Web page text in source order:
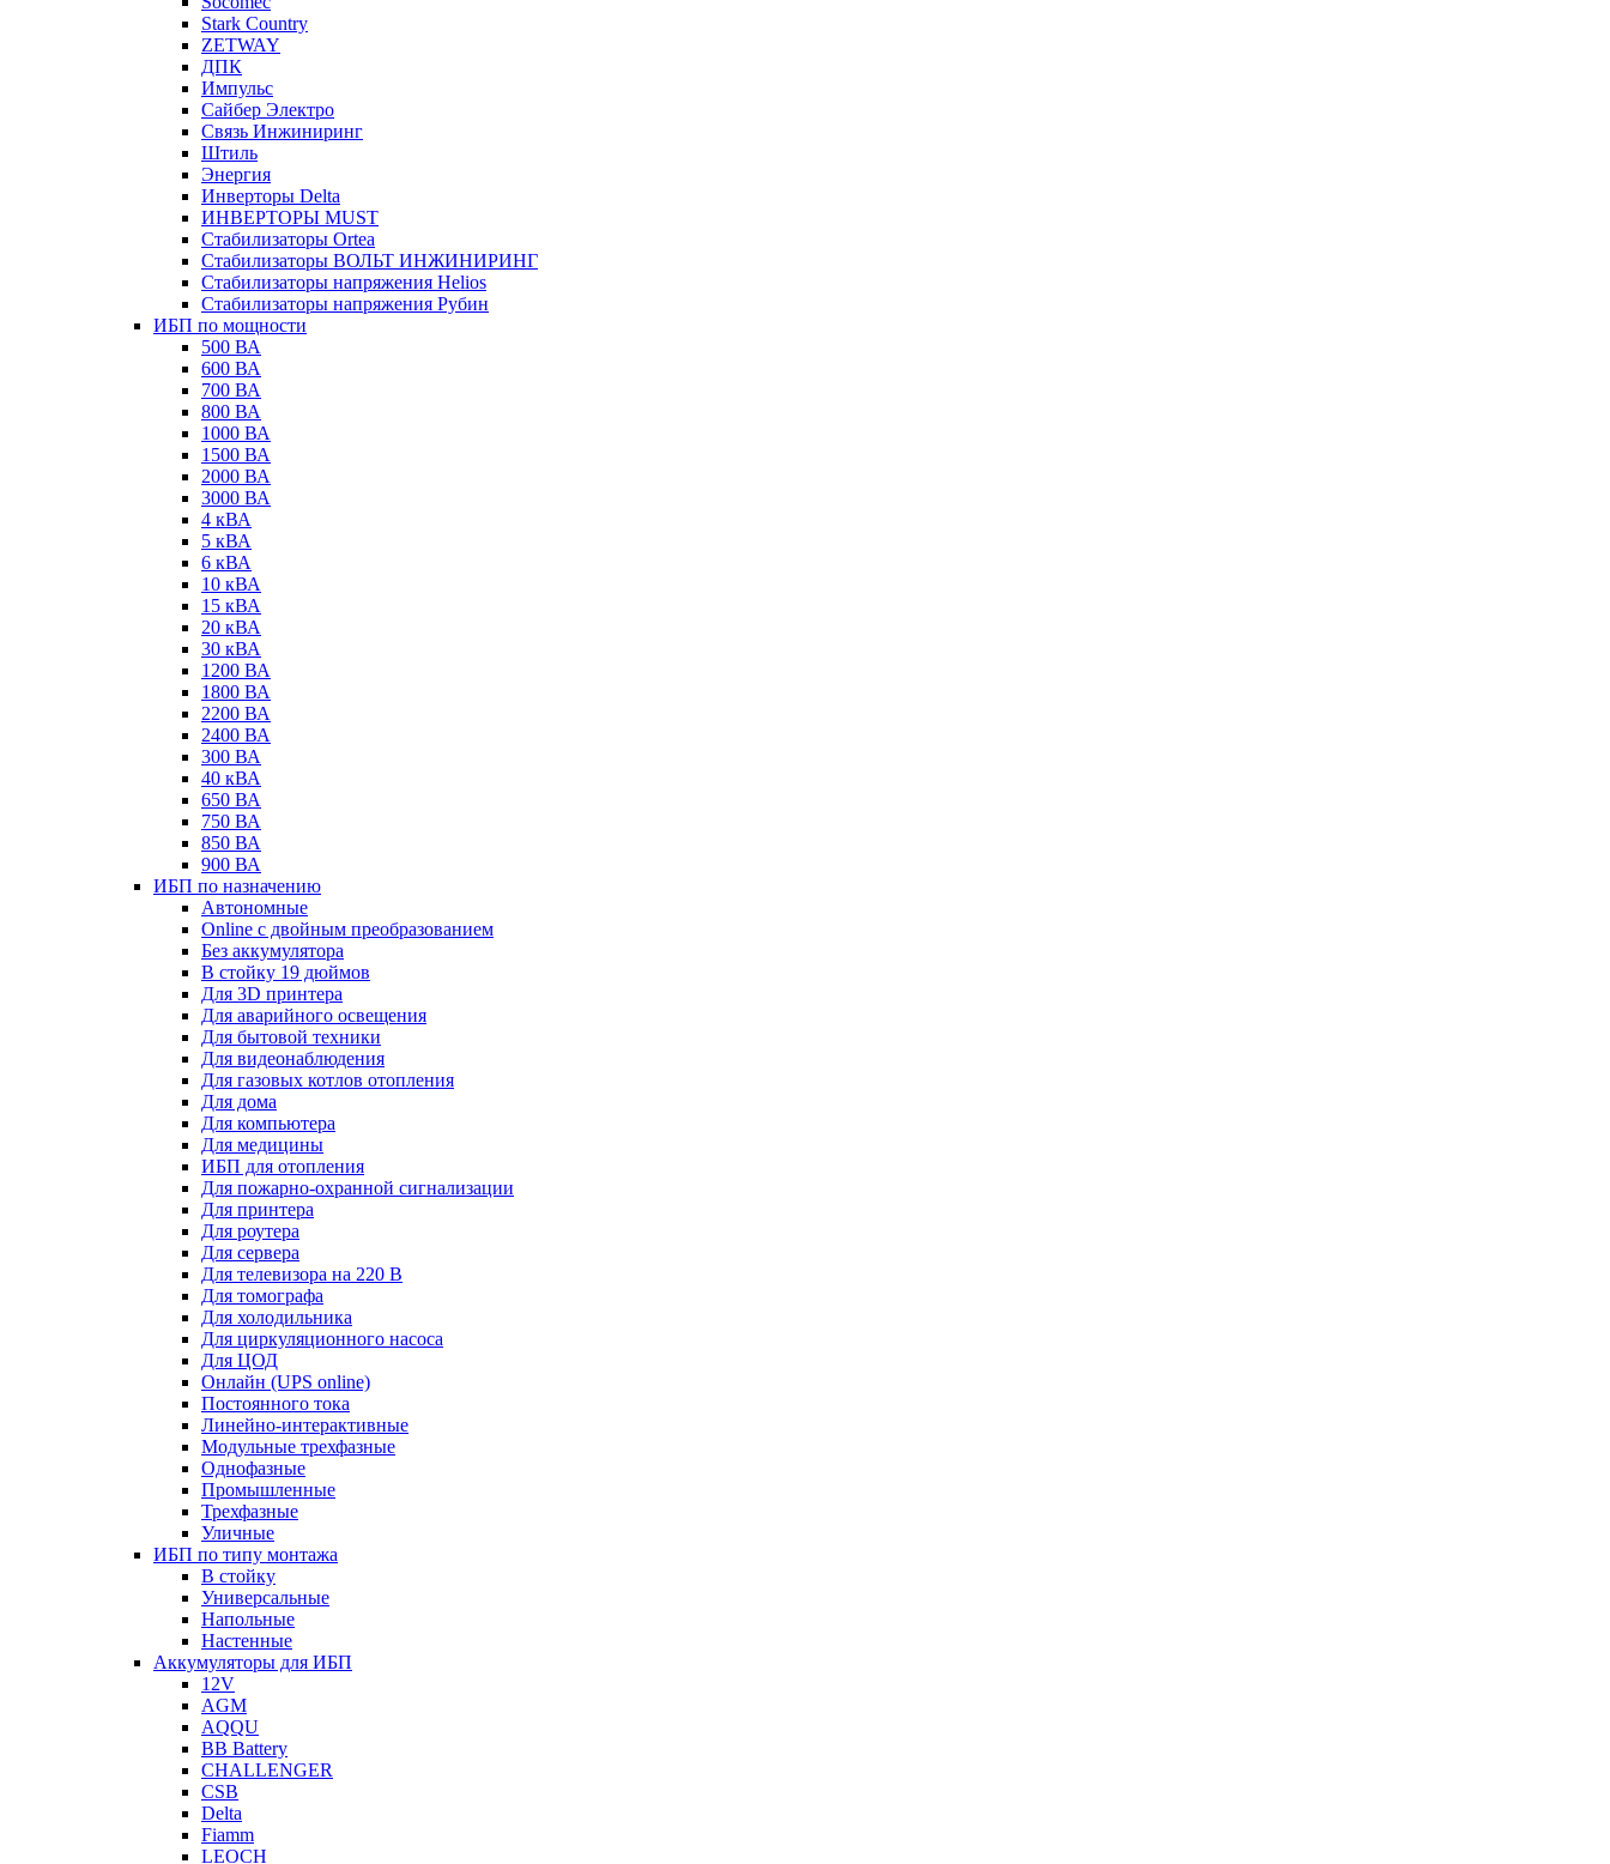
Stark Country
ZETWAY
ДПК
Импульс
Сайбер Электро
Связь Инжиниринг
Штиль
Энергия
Инверторы Delta
ИНВЕРТОРЫ MUST
Стабилизаторы Ortea
Стабилизаторы ВОЛЬТ ИНЖИНИРИНГ
Стабилизаторы напряжения Helios
Стабилизаторы напряжения Рубин
ИБП по мощности
500 ВА
600 ВА
700 ВА
800 ВА
1000 ВА
1500 ВА
2000 ВА
3000 ВА
4 кВА
5 кВА
6 кВА
10 кВА
15 кВА
20 кВА
30 кВА
1200 ВА
1800 ВА
2200 ВА
2400 ВА
300 ВА
40 кВА
650 ВА
750 ВА
850 ВА
900 ВА
ИБП по назначению
Автономные
Online с двойным преобразованием
Без аккумулятора
В стойку 19 дюймов
Для 3D принтера
Для аварийного освещения
Для бытовой техники
Для видеонаблюдения
Для газовых котлов отопления
Для дома
Для компьютера
Для медицины
ИБП для отопления
Для пожарно-охранной сигнализации
Для принтера
Для роутера
Для сервера
Для телевизора на 220 В
Для томографа
Для холодильника
Для циркуляционного насоса
Для ЦОД
Онлайн (UPS online)
Постоянного тока
Линейно-интерактивные
Модульные трехфазные
Однофазные
Промышленные
Трехфазные
Уличные
ИБП по типу монтажа
В стойку
Универсальные
Напольные
Настенные
Аккумуляторы для ИБП
12V
AGM
AQQU
BB Battery
CHALLENGER
CSB
Delta
Fiamm
LEOCH